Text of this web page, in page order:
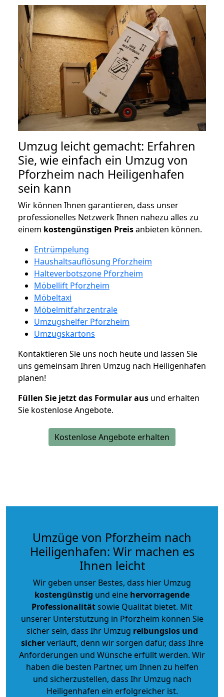
Umzug leicht gemacht: Erfahren
Sie, wie einfach ein Umzug von
Pforzheim nach Heiligenhafen
sein kann
Wir können Ihnen garantieren, dass unser
professionelles Netzwerk Ihnen nahezu alles zu
einem kostengünstigen Preisanbieten können.
Entrümpelung
Haushaltsauflösung Pforzheim
Halteverbotszone Pforzheim
Möbellift Pforzheim
Möbeltaxi
Möbelmitfahrzentrale
Umzugshelfer Pforzheim
Umzugskartons
Kontaktieren Sie uns noch heute und lassen Sie
uns gemeinsam Ihren Umzug nach Heiligenhafen
planen!
Füllen Sie jetzt das Formular aus und erhalten
Sie kostenlose Angebote.
Kostenlose Angebote erhalten
Umzüge von Pforzheim nach
Heiligenhafen: Wir machen es
Ihnen leicht
Wir geben unser Bestes, dass hier Umzug
kostengünstig und eine hervorragende
Professionalitätsowie Qualität bietet. Mit
unserer Unterstützung in Pforzheim können Sie
sicher sein, dass Ihr Umzug reibungslos und
sicherverläuft, denn wir sorgen dafür, dass Ihre
Anforderungen und Wünsche erfüllt werden. Wir
haben die besten Partner, um Ihnen zu helfen
und sicherzustellen, dass Ihr Umzug nach
Heiligenhafen ein erfolgreicher ist.